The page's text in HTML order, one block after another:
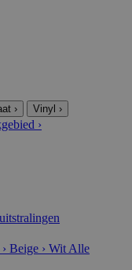
› Vinyl ›
›
› Beige › Wit Alle